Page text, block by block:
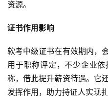
资源。
证书作用影响
软考中级证书在有效期内，
用于职称评定，不少企业
称，借此提升薪资待遇。它
发挥作用，助力持证人实现